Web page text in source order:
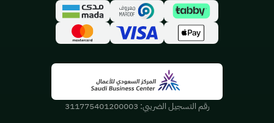
رقم التسجيل الضريبي: 311775401200003